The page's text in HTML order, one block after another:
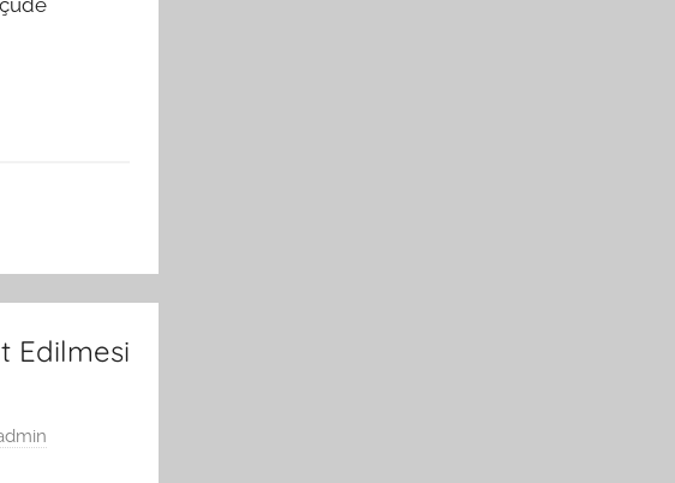
Edilmesi